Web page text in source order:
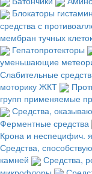
Блокаторы
средства с
мембран тучных
Гепатопротекторы
уменьшающие
Слабительные
моторику ЖКТ
групп применяемые
Средства,
Ферментные средства
Крона и неспецифич.
Средства,
камней
Средства,